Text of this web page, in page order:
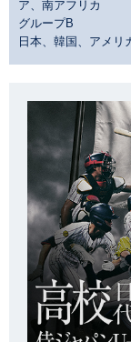
ア、南アフリカ
グループB
日本、韓国、アメリ